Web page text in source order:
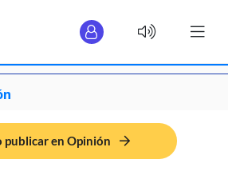
publicar en Opinión